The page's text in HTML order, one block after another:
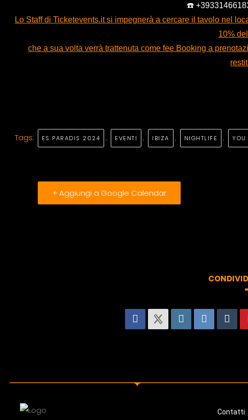
☎️
Lo Staff di Ticketevents.it si impegnerà a cercare il tavolo nel
10%
che a sua volta verrà trattenuta come fee Booking a
Tags: ES PARADIS 2024 , EVENTI , IBIZA , NIGHTLIFE , YOU
+ Aggiungi a Google Calendar
Contatti